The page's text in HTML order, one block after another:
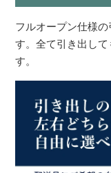
フルオープン仕様
す。全て引き出し
す。